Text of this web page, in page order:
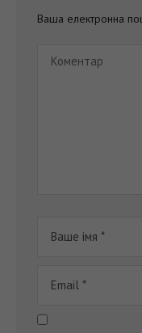
Ваша електронна